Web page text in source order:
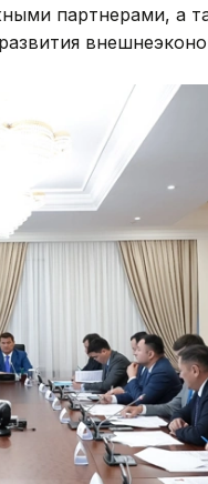
партнерами, а